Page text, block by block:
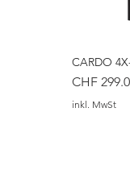
CARDO
Preis
CHF
inkl. MwSt